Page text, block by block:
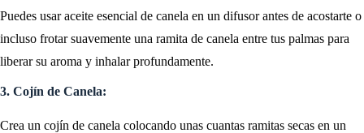
Puedes usar aceite esencial de canela en un difusor antes de acostarte o
incluso frotar suavemente una ramita de canela entre tus palmas para
liberar su aroma y inhalar profundamente.
3. Cojín de Canela:
Crea un cojín de canela colocando unas cuantas ramitas secas en un